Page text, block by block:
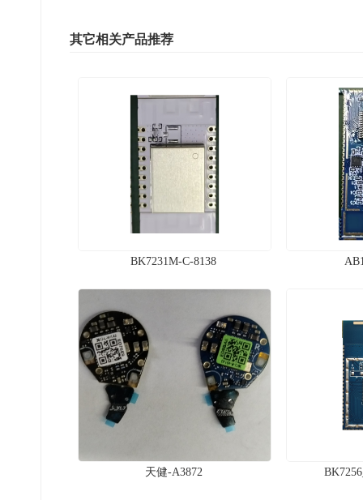
其它相关产品推荐
BK7231M-C-8138
天健-A3872